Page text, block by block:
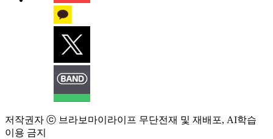
저작권자 ⓒ 브라보마이라이프 무단전재 및 재배포, AI학습
이용 금지